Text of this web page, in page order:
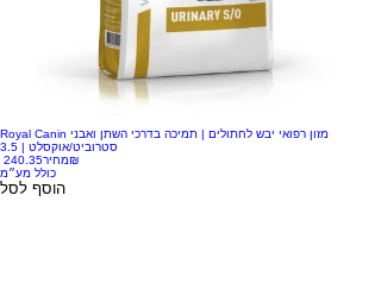
Royal Canin מזון רפואי יבש לחתולים | תמיכה בדרכי השתן ואבני
סטרוביט/אוקסלט | 3.5
מחיר‏240.35 ‏₪
כולל מע״מ
הוסף לסל